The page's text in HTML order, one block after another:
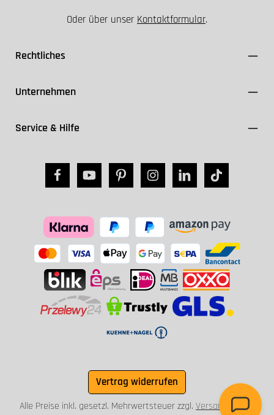
VDE- und Herstellerangaben einhalten
Oder über unser Kontaktformular.
Rechtliches
Unternehmen
Service & Hilfe
Vertrag widerrufen
Alle Preise inkl. gesetzl. Mehrwertsteuer zzgl. Versandkosten